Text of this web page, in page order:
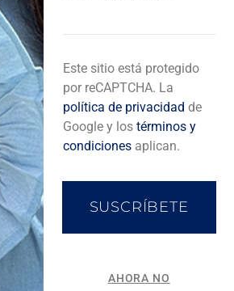
tu look
Este sitio está protegido
por reCAPTCHA. La
política de privacidad de
Google y los términos y
condicionesaplican.
SUSCRÍBETE
AHORA NO